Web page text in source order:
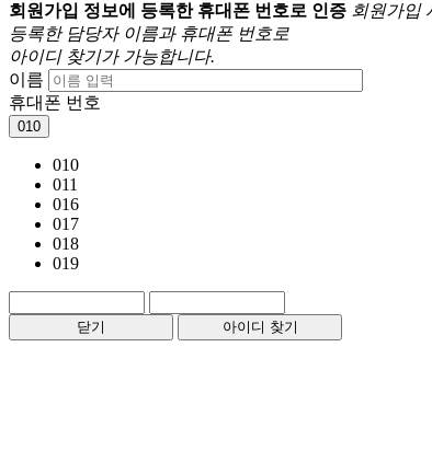
회원가입 정보에 등록한 휴대폰 번호로 인증 회원가입
등록한 담당자 이름과 휴대폰 번호로
아이디 찾기가 가능합니다.
이름
휴대폰 번호
010
010
011
016
017
018
019
닫기 아이디 찾기